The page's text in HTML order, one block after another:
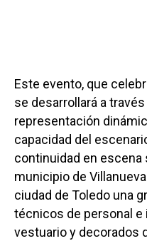
Este evento, que
se desarrollará a
representación
capacidad del
continuidad en escena
municipio de
ciudad de Toledo una
técnicos de personal e
vestuario y decorados